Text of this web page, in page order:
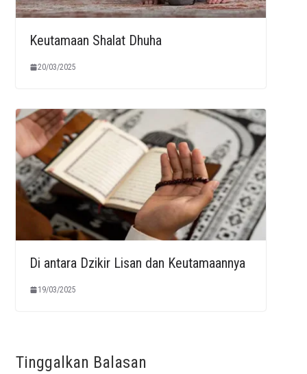
Keutamaan Shalat Dhuha
20/03/2025
Di antara Dzikir Lisan dan Keutamaannya
19/03/2025
Tinggalkan Balasan